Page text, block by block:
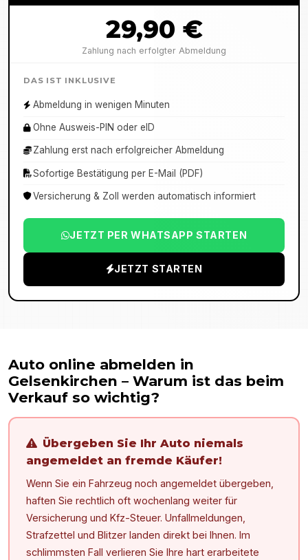
29,90 €
Zahlung nach erfolgter Abmeldung
DAS IST INKLUSIVE
Abmeldung in wenigen Minuten
Ohne Ausweis-PIN oder eID
Zahlung erst nach erfolgreicher Abmeldung
Sofortige Bestätigung per E-Mail (PDF)
Versicherung & Zoll werden automatisch informiert
JETZT PER WHATSAPP STARTEN
JETZT STARTEN
Auto online abmelden in
Gelsenkirchen – Warum ist das beim
Verkauf so wichtig?
Übergeben Sie Ihr Auto niemals
angemeldet an fremde Käufer!
Wenn Sie ein Fahrzeug noch angemeldet übergeben,
haften Sie rechtlich oft wochenlang weiter für
Versicherung und Kfz-Steuer. Unfallmeldungen,
Strafzettel und Blitzer landen direkt bei Ihnen. Im
schlimmsten Fall verlieren Sie Ihre hart erarbeitete